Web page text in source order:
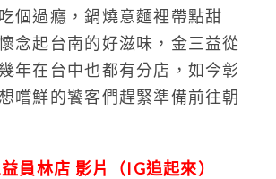
個過癮，鍋燒意麵裡帶點甜
念起台南的好滋味，金三益從
年在台中也都有分店，如今彰
嚐鮮的饕客們趕緊準備前往朝
員林店 影片（IG追起來）